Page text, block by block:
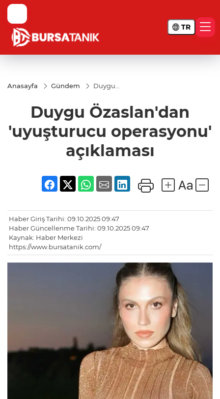
TR
Anasayfa Gündem
Duygu
'uyuşturucu
operasyonu'
açıklaması
Duygu Özaslan'dan
'uyuşturucu operasyonu'
açıklaması
Haber Giriş Tarihi: 09.10.2025 09:47
Haber Güncellenme Tarihi: 09.10.2025 09:47
Kaynak: Haber Merkezi
https://www.bursatanik.com/